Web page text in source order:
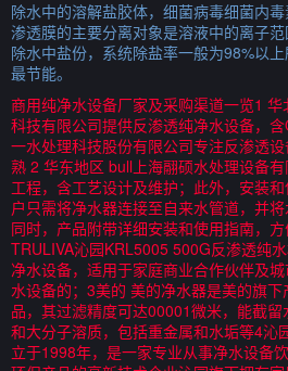
除水中的溶解盐胶体，细菌病毒细菌内
渗透膜的主要分离对象是溶液中的离子
除水中盐份，系统除盐率一般为98%以
最节能。
商用纯净水设备厂家及采购渠道一览1
科技有限公司提供反渗透纯净水设备，
一水处理科技股份有限公司专注反渗透
熟 2 华东地区 bull上海翮硕水处理设备
工程，含工艺设计及维护；此外，安装
户只需将净水器连接至自来水管道，并
同时，产品附带详细安装和使用指南，方
TRULIVA沁园KRL5005 500G反渗透纯
净水设备，适用于家庭商业合作伙伴及
水设备的；3美的 美的净水器是美的旗下
品，其过滤精度可达00001微米，能截
和大分子溶质，包括重金属和水垢等4沁
立于1998年，是一家专业从事净水设备